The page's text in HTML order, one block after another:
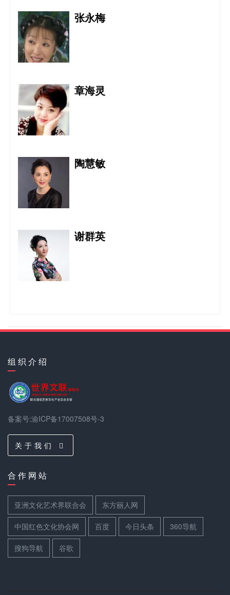
张永梅
章海灵
陶慧敏
谢群英
仝海军
世界非遗物质文化传承人，亚洲戏曲家协
组 织 介 绍
备案号:渝ICP备17007508号-3
关 于 我 们
合 作 网 站
亚洲文化艺术界联合会 东方丽人网
中国红色文化协会网 百度 今日头条 360导航
搜狗导航 谷歌